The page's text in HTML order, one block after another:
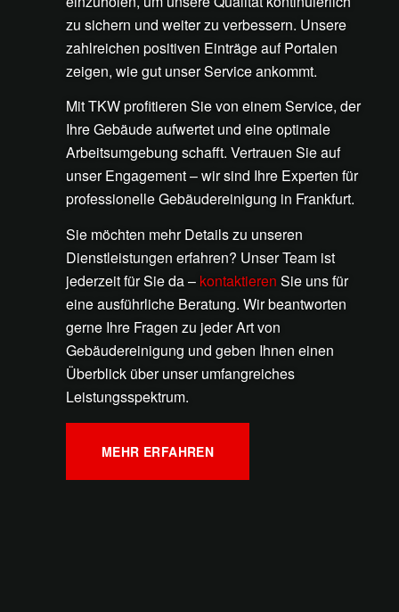
zu sichern und weiter zu verbessern. Unsere
zahlreichen positiven Einträge auf Portalen
zeigen, wie gut unser Service ankommt.
Mit TKW profitieren Sie von einem Service, der
Ihre Gebäude aufwertet und eine optimale
Arbeitsumgebung schafft. Vertrauen Sie auf
unser Engagement – wir sind Ihre Experten für
professionelle Gebäudereinigung in Frankfurt.
Sie möchten mehr Details zu unseren
Dienstleistungen erfahren? Unser Team ist
jederzeit für Sie da – kontaktieren Sie uns für
eine ausführliche Beratung. Wir beantworten
gerne Ihre Fragen zu jeder Art von
Gebäudereinigung und geben Ihnen einen
Überblick über unser umfangreiches
Leistungsspektrum.
MEHR ERFAHREN